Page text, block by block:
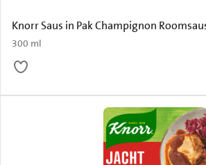
Knorr Saus in Pak Champignon
300 ml